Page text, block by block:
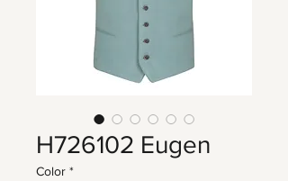
H726102 Eugen
Color *